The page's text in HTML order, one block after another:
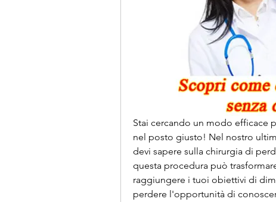
Stai cercando un modo efficace
nel posto giusto! Nel nostro
devi sapere sulla chirurgia di
questa procedura può
raggiungere i tuoi obiettivi di
perdere l'opportunità di